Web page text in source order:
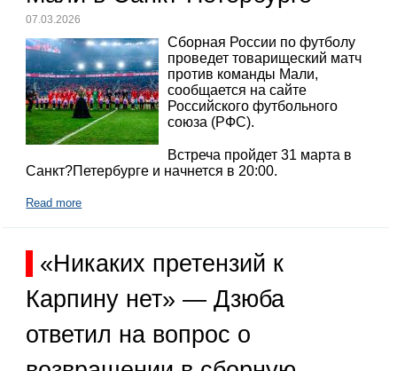
07.03.2026
Сборная России по футболу
проведет товарищеский матч
против команды Мали,
сообщается на сайте
Российского футбольного
союза (РФС).
Встреча пройдет 31 марта в
Санкт?Петербурге и начнется в 20:00.
Read more
«Никаких претензий к
Карпину нет» — Дзюба
ответил на вопрос о